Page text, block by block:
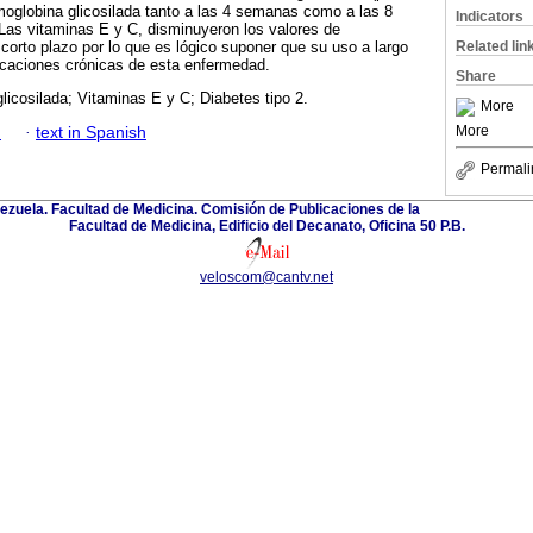
Indicators
Related
Share
More
More
glicosilada tanto a las 4 semanas como a las 8
vitaminas E y C, disminuyeron los valores de
plazo por lo que es lógico suponer que su uso a largo
crónicas de esta enfermedad.
Vitaminas E y C; Diabetes tipo 2.
· text in Spanish
Facultad de Medicina. Comisión de Publicaciones de la
Facultad de Medicina, Edificio del Decanato, Oficina 50 P.B.
veloscom@cantv.net